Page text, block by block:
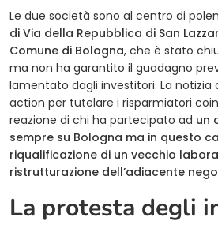
Le due società sono al centro di
di Via della Repubblica di San
Comune di Bologna, che è stato
ma non ha garantito il guadagno
lamentato dagli investitori. La notizia
action per tutelare i risparmiatori
reazione di chi ha partecipato ad un
sempre su Bologna ma in questo
riqualificazione di un vecchio
ristrutturazione dell’adiacente
La protesta degli